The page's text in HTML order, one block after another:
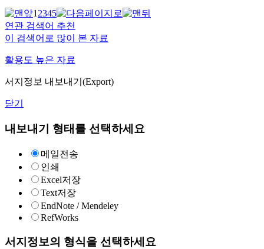
12345
연관 검색어 추천
이 검색어로 많이 본 자료
활용도 높은 자료
서지정보 내보내기(Export)
닫기
내보내기 형태를 선택하세요
메일전송
인쇄
Excel저장
Text저장
EndNote / Mendeley
RefWorks
서지정보의 형식을 선택하세요